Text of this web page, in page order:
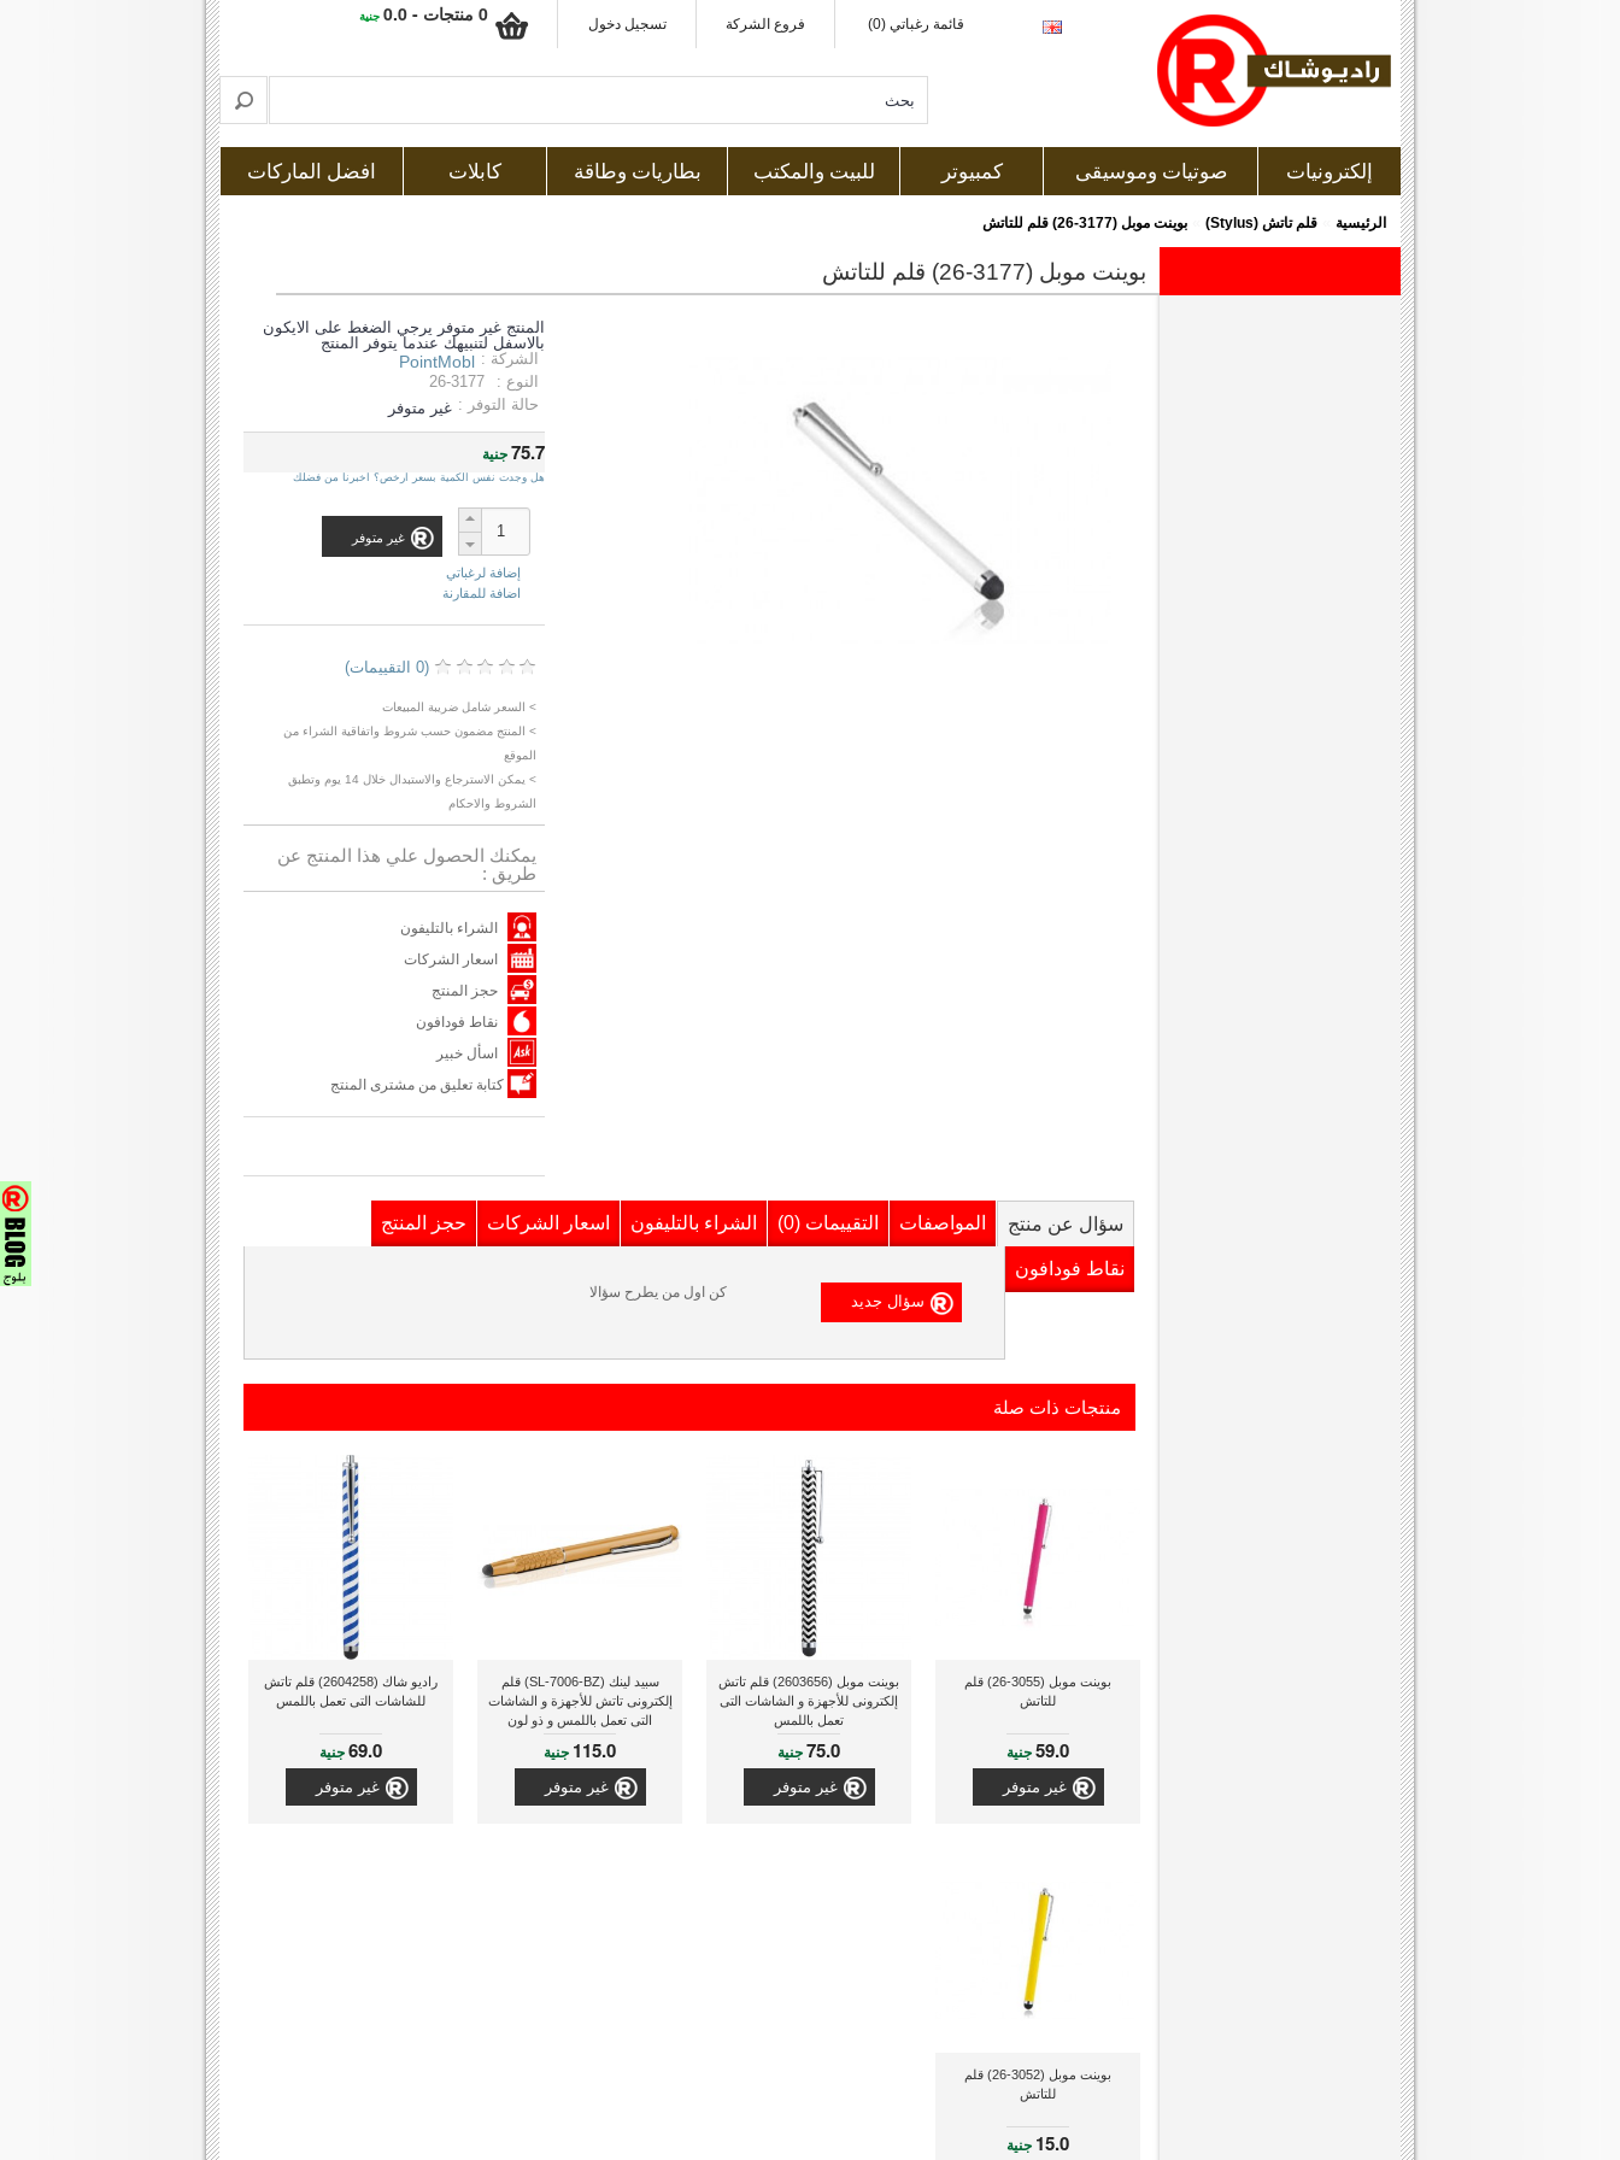
قائمة رغباتي (0) فروع الشركة تسجيل دخول 0 منتجات - 0.0 جنية
إلكترونيات صوتيات وموسيقى كمبيوتر للبيت والمكتب بطاريات وطاقة كابلات افضل الماركات
الرئيسية قلم تاتش (Stylus) بوينت موبل (3177-26) قلم للتاتش
بوينت موبل (3177-26) قلم للتاتش
المنتج غير متوفر يرجي الضغط على الايكون
بالاسفل لتنبيهك عندما يتوفر المنتج
الشركة : PointMobl
النوع :
26-3177
حالة التوفر : غير متوفر
75.7جنية
هل وجدت نفس الكمية بسعر ارخص؟ اخبرنا من فضلك
غير متوفر
إضافة لرغباتي
اضافة للمقارنة
(0 التقييمات)
> السعر شامل ضريبة المبيعات
> المنتج مضمون حسب شروط واتفاقية الشراء من
الموقع
> يمكن الاسترجاع والاستبدال خلال 14 يوم وتطبق
الشروط والاحكام
يمكنك الحصول علي هذا المنتج عن
طريق :
الشراء بالتليفون
اسعار الشركات
حجز المنتج
نقاط فودافون
اسأل خبير
كتابة تعليق من مشترى المنتج
سؤال عن منتج المواصفات التقييمات (0) الشراء بالتليفون اسعار الشركات حجز المنتج
نقاط فودافون
كن اول من يطرح سؤالا
منتجات ذات صلة
بوينت موبل (3055-26) قلم
للتاتش
59.0جنية
غير متوفر
بوينت موبل (2603656) قلم تاتش
إلكترونى للأجهزة و الشاشات التى
تعمل باللمس
75.0جنية
غير متوفر
سبيد لينك (SL-7006-BZ) قلم
إلكترونى تاتش للأجهزة و الشاشات
التى تعمل باللمس و ذو لون
برونزى
115.0 جنية
غير متوفر
راديو شاك (2604258) قلم تاتش
للشاشات التى تعمل باللمس
69.0جنية
غير متوفر
بوينت موبل (3052-26) قلم
للتاتش
15.0 جنية